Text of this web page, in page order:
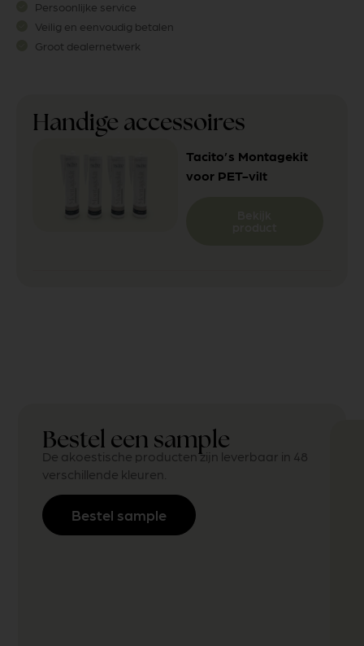
Persoonlijke service
Veilig en eenvoudig betalen
Groot dealernetwerk
Handige accessoires
Tacito’s Montagekit
voor PET-vilt
Bestel een sample
De akoestische producten zijn leverbaar in 48
verschillende kleuren.
Bestel sample